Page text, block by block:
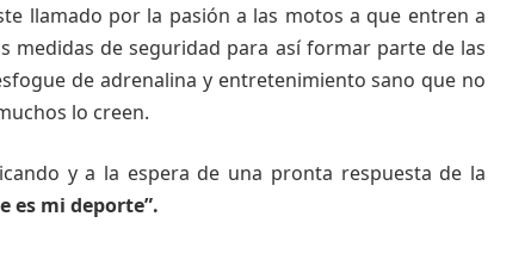
llamado por la pasión a las motos a que entren a
medidas de seguridad para así formar parte de las
de adrenalina y entretenimiento sano que no
lo creen.
y a la espera de una pronta respuesta de la
es mi deporte”.